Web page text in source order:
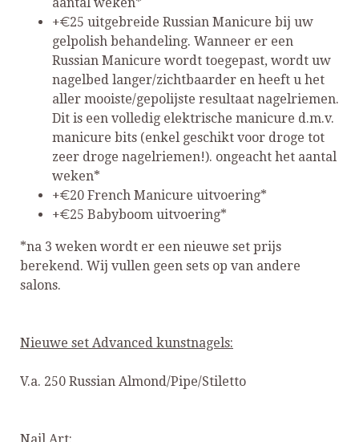
+€25 uitgebreide Russian Manicure bij uw
gelpolish behandeling. Wanneer er een
Russian Manicure wordt toegepast, wordt uw
nagelbed langer/zichtbaarder en heeft u het
aller mooiste/gepolijste resultaat nagelriemen.
Dit is een volledig elektrische manicure d.m.v.
manicure bits (enkel geschikt voor droge tot
zeer droge nagelriemen!). ongeacht het aantal
weken*
+€20 French Manicure uitvoering*
+€25 Babyboom uitvoering*
*na 3 weken wordt er een nieuwe set prijs
berekend. Wij vullen geen sets op van andere
salons.
Nieuwe set Advanced kunstnagels:
V.a. 250 Russian Almond/Pipe/Stiletto